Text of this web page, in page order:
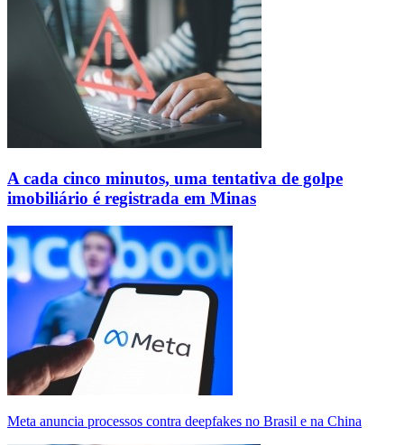
A cada cinco minutos, uma tentativa de golpe
imobiliário é registrada em Minas
Meta anuncia processos contra deepfakes no Brasil e na China